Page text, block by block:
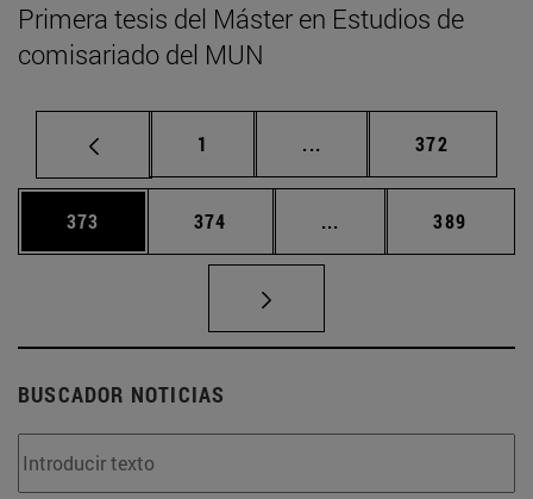
Primera tesis del Máster en Estudios de
comisariado del MUN
Página
1 ... Páginas intermedias
Página
372
Página
373 Página
374 ... Páginas intermedias
Página
389
BUSCADOR NOTICIAS